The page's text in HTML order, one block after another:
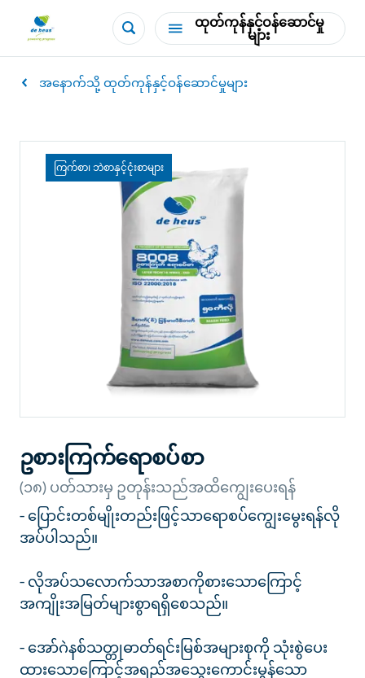
ထုတ်ကုန်နှင့်ဝန်ဆောင်မှု
များ
အနောက်သို့ ထုတ်ကုန်နှင့်ဝန်ဆောင်မှုများ
ကြက်စာ၊ ဘဲစာနှင့်ငုံးစာများ
ဥစားကြက်ရောစပ်စာ
(၁၈) ပတ်သားမှ ဥတုန်းသည်အထိကျွေးပေးရန်
- ပြောင်းတစ်မျိုးတည်းဖြင့်သာရောစပ်ကျွေးမွေးရန်လို
အပ်ပါသည်။
- လိုအပ်သလောက်သာအစာကိုစားသောကြောင့်
အကျိုးအမြတ်များစွာရရှိစေသည်။
- အော်ဂဲနစ်သတ္တုဓာတ်ရင်းမြစ်အများစုကို သုံးစွဲပေး
ထားသောကြောင့်အရည်အသွေးကောင်းမွန်သော